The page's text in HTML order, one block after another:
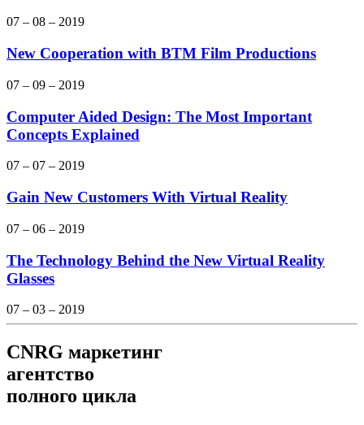
07 – 08 – 2019
New Cooperation with BTM Film Productions
07 – 09 – 2019
Computer Aided Design: The Most Important
Concepts Explained
07 – 07 – 2019
Gain New Customers With Virtual Reality
07 – 06 – 2019
The Technology Behind the New Virtual Reality
Glasses
07 – 03 – 2019
CNRG маркетинг
агентство
полного цикла